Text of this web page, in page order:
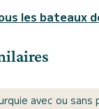
les bateaux
avec ou sans